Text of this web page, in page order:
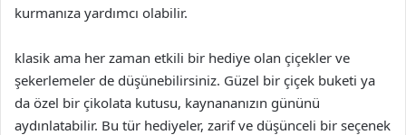
kurmanıza yardımcı olabilir.
klasik ama her zaman etkili bir hediye olan çiçekler ve
şekerlemeler de düşünebilirsiniz. Güzel bir çiçek buketi ya
da özel bir çikolata kutusu, kaynananızın gününü
aydınlatabilir. Bu tür hediyeler, zarif ve düşünceli bir seçenek